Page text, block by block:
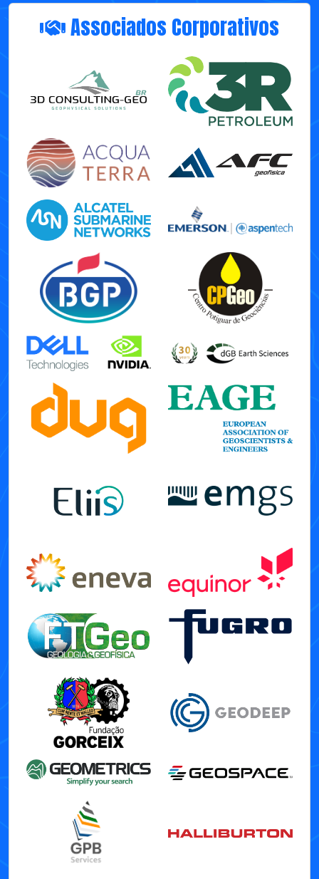
Associados Corporativos